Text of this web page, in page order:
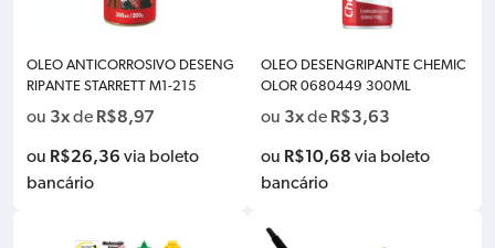
OLEO ANTICORROSIVO DESENG
RIPANTE STARRETT M1-215
ou 3xde R$8,97
ou R$26,36 via boleto
bancário
OLEO DESENGRIPANTE CHEMIC
OLOR 0680449 300ML
ou 3xde R$3,63
ou R$10,68 via boleto
bancário